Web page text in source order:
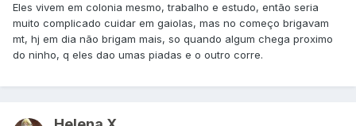
Eles vivem em colonia mesmo, trabalho e estudo, então seria
muito complicado cuidar em gaiolas, mas no começo brigavam
mt, hj em dia não brigam mais, so quando algum chega proximo
do ninho, q eles dao umas piadas e o outro corre.